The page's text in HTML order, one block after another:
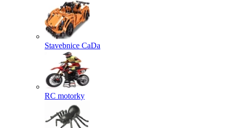
Stavebnice CaDa
RC motorky